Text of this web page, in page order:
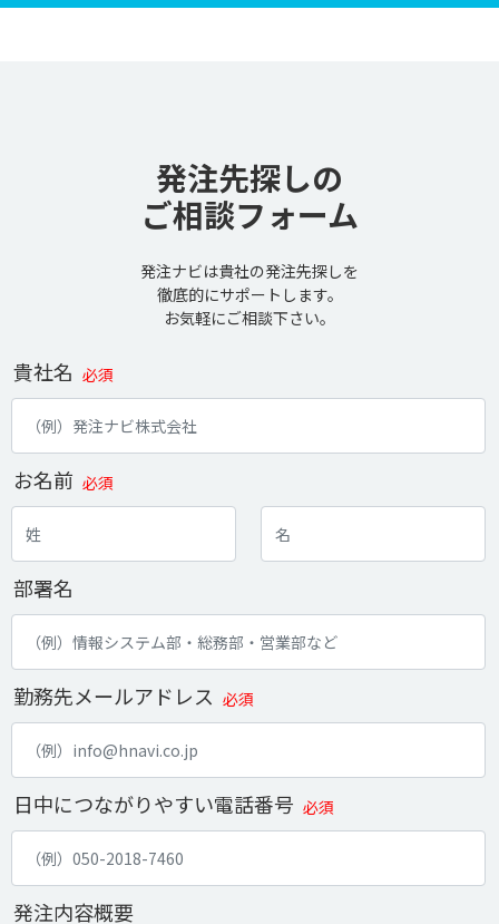
発注先探しの
ご相談フォーム
発注ナビは貴社の発注先探しを
徹底的にサポートします。
お気軽にご相談下さい。
貴社名 必須
お名前 必須
部署名
勤務先メールアドレス 必須
日中につながりやすい電話番号 必須
発注内容概要